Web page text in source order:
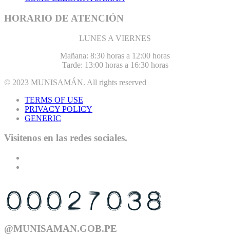
HORARIO DE ATENCIÓN
LUNES A VIERNES
Mañana: 8:30 horas a 12:00 horas
Tarde: 13:00 horas a 16:30 horas
© 2023 MUNISAMÁN. All rights reserved
TERMS OF USE
PRIVACY POLICY
GENERIC
Visitenos en las redes sociales.
@MUNISAMAN.GOB.PE